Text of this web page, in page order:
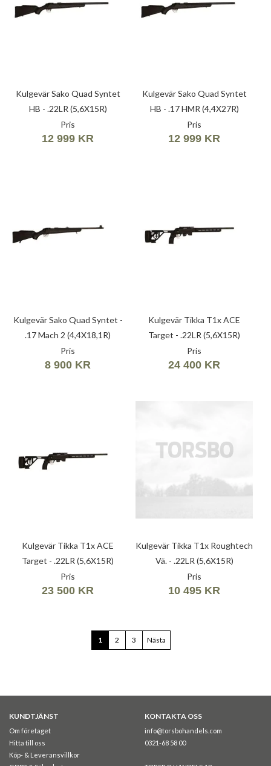
Kulgevär Sako Quad Syntet
HB - .22LR (5,6X15R)
Pris
12 999 KR
Kulgevär Sako Quad Syntet
HB - .17 HMR (4,4X27R)
Pris
12 999 KR
Kulgevär Sako Quad Syntet -
.17 Mach 2 (4,4X18,1R)
Pris
8 900 KR
Kulgevär Tikka T1x ACE
Target - .22LR (5,6X15R)
Pris
24 400 KR
Kulgevär Tikka T1x ACE
Target - .22LR (5,6X15R)
Pris
23 500 KR
Kulgevär Tikka T1x Roughtech
Vä. - .22LR (5,6X15R)
Pris
10 495 KR
You're
page
1 Page
2 Page
3 Nästa
KUNDTJÄNST
Om företaget
Hitta till oss
Köp- & Leveransvillkor
KONTAKTA OSS
info@torsbohandels.com
0321-68 58 00